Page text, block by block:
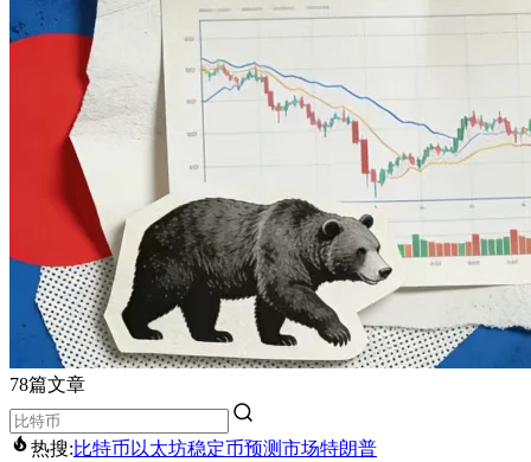
78篇文章
热搜:比特币 以太坊稳定币预测市场特朗普